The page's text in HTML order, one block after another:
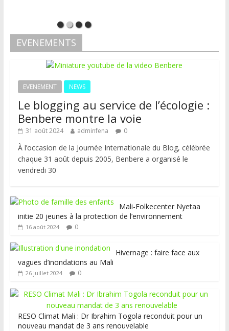
EVENEMENTS
EVENEMENT NEWS
Le blogging au service de l’écologie :
Benbere montre la voie
31 août 2024 adminfena 0
À l’occasion de la Journée Internationale du Blog, célébrée
chaque 31 août depuis 2005, Benbere a organisé le
vendredi 30
Mali-Folkecenter Nyetaa
initie 20 jeunes à la protection de l’environnement
16 août 2024 0
Hivernage : faire face aux
vagues d’inondations au Mali
26 juillet 2024 0
RESO Climat Mali : Dr Ibrahim Togola reconduit pour un
nouveau mandat de 3 ans renouvelable